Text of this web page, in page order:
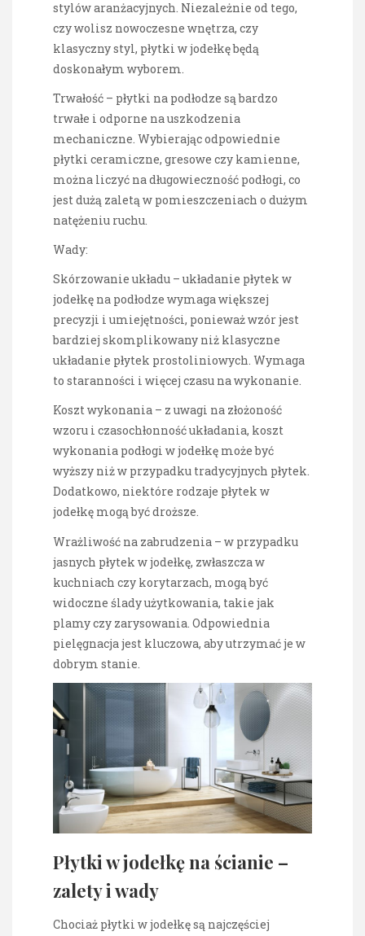
stylów aranżacyjnych. Niezależnie od tego,
czy wolisz nowoczesne wnętrza, czy
klasyczny styl, płytki w jodełkę będą
doskonałym wyborem.
Trwałość – płytki na podłodze są bardzo
trwałe i odporne na uszkodzenia
mechaniczne. Wybierając odpowiednie
płytki ceramiczne, gresowe czy kamienne,
można liczyć na długowieczność podłogi, co
jest dużą zaletą w pomieszczeniach o dużym
natężeniu ruchu.
Wady:
Skórzowanie układu – układanie płytek w
jodełkę na podłodze wymaga większej
precyzji i umiejętności, ponieważ wzór jest
bardziej skomplikowany niż klasyczne
układanie płytek prostoliniowych. Wymaga
to staranności i więcej czasu na wykonanie.
Koszt wykonania – z uwagi na złożoność
wzoru i czasochłonność układania, koszt
wykonania podłogi w jodełkę może być
wyższy niż w przypadku tradycyjnych płytek.
Dodatkowo, niektóre rodzaje płytek w
jodełkę mogą być droższe.
Wrażliwość na zabrudzenia – w przypadku
jasnych płytek w jodełkę, zwłaszcza w
kuchniach czy korytarzach, mogą być
widoczne ślady użytkowania, takie jak
plamy czy zarysowania. Odpowiednia
pielęgnacja jest kluczowa, aby utrzymać je w
dobrym stanie.
Płytki w jodełkę na ścianie –
zalety i wady
Chociaż płytki w jodełkę są najczęściej